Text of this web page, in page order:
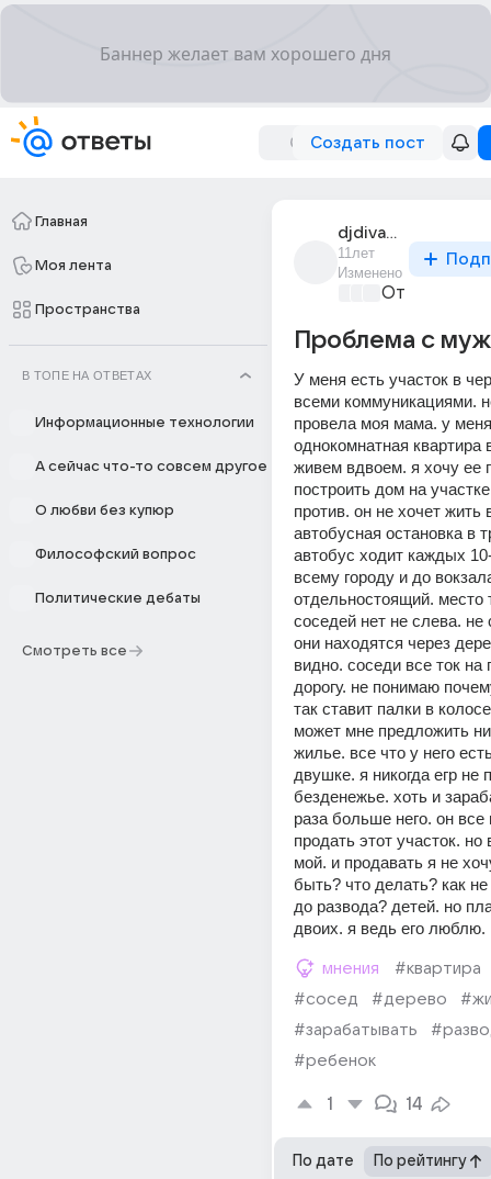
Создать пост
Главная
Моя лента
Пространства
В ТОПЕ НА ОТВЕТАХ
Информационные технологии
А сейчас что-то совсем другое
О любви без купюр
Философский вопрос
Политические дебаты
Смотреть все
djdiva001
11лет
Изменено
От
Проблема с
У меня есть участок в
всеми коммуникациями.
провела моя мама. у
однокомнатная квартира
живем вдвоем. я хочу ее
построить дом на
против. он не хочет жить
автобусная остановка в
автобус ходит каждых
всему городу и до
отдельностоящий. место
соседей нет не слева. не
они находятся через
видно. соседи все ток на
дорогу. не понимаю
так ставит палки в
может мне предложить
жилье. все что у него
двушке. я никогда егр не
безденежье. хоть и
раза больше него. он все
продать этот участок. но
мой. и продавать я не
быть? что делать? как
до развода? детей. но
двоих. я ведь его люблю.
мнения
#квартира
#сосед
#дерево
#зарабатывать
#ребенок
1 14
По дате По рейтингу